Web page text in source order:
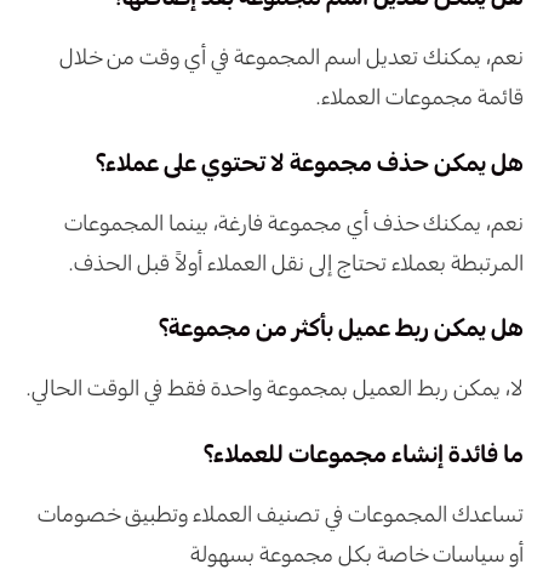
نعم، يمكنك تعديل اسم المجموعة في أي وقت من خلال
قائمة مجموعات العملاء.
هل يمكن حذف مجموعة لا تحتوي على عملاء؟
نعم، يمكنك حذف أي مجموعة فارغة، بينما المجموعات
المرتبطة بعملاء تحتاج إلى نقل العملاء أولاً قبل الحذف.
هل يمكن ربط عميل بأكثر من مجموعة؟
لا، يمكن ربط العميل بمجموعة واحدة فقط في الوقت الحالي.
ما فائدة إنشاء مجموعات للعملاء؟
تساعدك المجموعات في تصنيف العملاء وتطبيق خصومات
أو سياسات خاصة بكل مجموعة بسهولة